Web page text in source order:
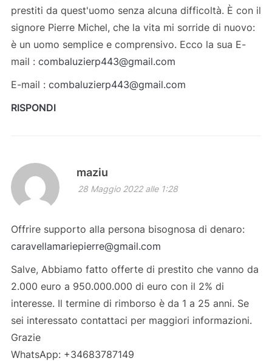
prestiti da quest'uomo senza alcuna difficoltà. È con il
signore Pierre Michel, che la vita mi sorride di nuovo:
è un uomo semplice e comprensivo. Ecco la sua E-
mail : combaluzierp443@gmail.com
E-mail : combaluzierp443@gmail.com
RISPONDI
maziu
28 Maggio 2022 alle 1:28
Offrire supporto alla persona bisognosa di denaro:
caravellamariepierre@gmail.com
Salve, Abbiamo fatto offerte di prestito che vanno da
2.000 euro a 950.000.000 di euro con il 2% di
interesse. Il termine di rimborso è da 1 a 25 anni. Se
sei interessato contattaci per maggiori informazioni.
Grazie
WhatsApp: +34683787149